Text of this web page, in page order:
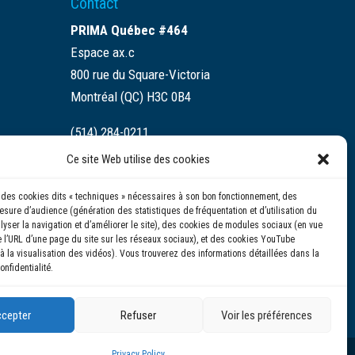
Ce site Web utilise des cookies
cookies dits « techniques » nécessaires à son bon fonctionnement, des
d’audience (génération des statistiques de fréquentation et d’utilisation du
la navigation et d’améliorer le site), des cookies de modules sociaux (en vue
d’une page du site sur les réseaux sociaux), et des cookies YouTube
la visualisation des vidéos). Vous trouverez des informations détaillées dans la
Refuser Voir les préférences
PRIMA Québec #464
Espace ax.c
800 rue du Square-Victoria
Montréal (QC) H3C 0B4
(514) 284-0211
info@prima.ca